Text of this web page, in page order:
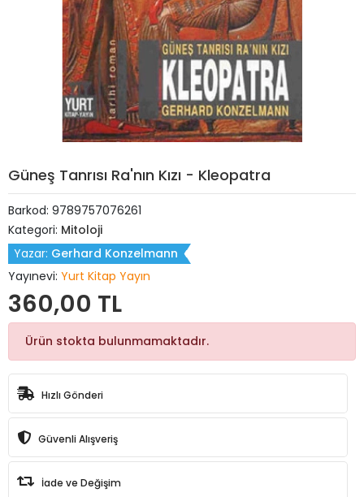
Güneş Tanrısı Ra'nın Kızı - Kleopatra
Barkod: 9789757076261
Kategori: Mitoloji
Yazar: Gerhard Konzelmann
Yayınevi: Yurt Kitap Yayın
360,00 TL
Ürün stokta bulunmamaktadır.
Hızlı Gönderi
Güvenli Alışveriş
İade ve Değişim